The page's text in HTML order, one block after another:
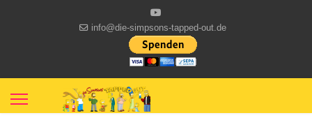
info@die-simpsons-tapped-out.de